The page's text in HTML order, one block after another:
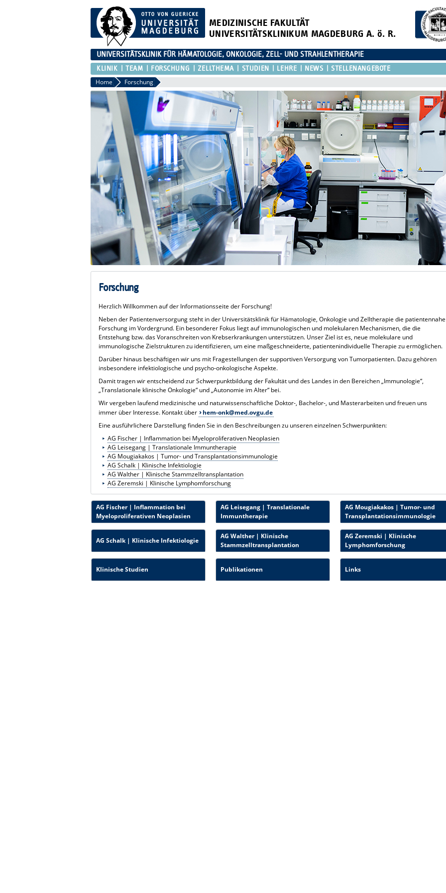
MEDIZINISCHE FAKULTÄT
UNIVERSITÄTSKLINIKUM MAGDEBURG A. ö. R.
UNIVERSITÄTSKLINIK FÜR HÄMATOLOGIE, ONKOLOGIE, ZELL- UND STRAHLENTHERAPIE
KLINIK TEAM FORSCHUNG ZELLTHEMA STUDIEN LEHRE NEWS STELLENANGEBOTE
Home Forschung
Forschung
Herzlich Willkommen auf der Informationsseite der Forschung!
Neben der Patientenversorgung steht in der Universitätsklinik für Hämatologie, Onkologie und Zelltherapie die patientennahe
Forschung im Vordergrund. Ein besonderer Fokus liegt auf immunologischen und molekularen Mechanismen, die die
Entstehung bzw. das Voranschreiten von Krebserkrankungen unterstützen. Unser Ziel ist es, neue molekulare und
immunologische Zielstrukturen zu identifizieren, um eine maßgeschneiderte, patientenindividuelle Therapie zu ermöglichen.
Darüber hinaus beschäftigen wir uns mit Fragestellungen der supportiven Versorgung von Tumorpatienten. Dazu gehören
insbesondere infektiologische und psycho-onkologische Aspekte.
Damit tragen wir entscheidend zur Schwerpunktbildung der Fakultät und des Landes in den Bereichen „Immunologie“,
„Translationale klinische Onkologie“ und „Autonomie im Alter“ bei.
Wir vergeben laufend medizinische und naturwissenschaftliche Doktor-, Bachelor-, und Masterarbeiten und freuen uns
immer über Interesse. Kontakt über
hem-onk@med.ovgu.de
Eine ausführlichere Darstellung finden Sie in den Beschreibungen zu unseren einzelnen Schwerpunkten:
AG Fischer | Inflammation bei Myeloproliferativen Neoplasien
AG Leisegang | Translationale Immuntherapie
AG Mougiakakos | Tumor- und Transplantationsimmunologie
AG Schalk | Klinische Infektiologie
AG Walther | Klinische Stammzelltransplantation
AG Zeremski | Klinische Lymphomforschung
AG Fischer | Inflammation bei
Myeloproliferativen Neoplasien
AG Leisegang | Translationale
Immuntherapie
AG Mougiakakos | Tumor- und
Transplantationsimmunologie
AG Schalk | Klinische Infektiologie
AG Walther | Klinische
Stammzelltransplantation
AG Zeremski | Klinische
Lymphomforschung
Klinische Studien Publikationen Links